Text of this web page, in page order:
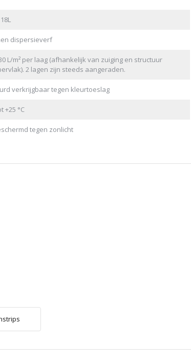
dispersieverf
L/m² per laag (afhankelijk van zuiging en structuur
2 lagen zijn steeds aangeraden.
verkrijgbaar tegen kleurtoeslag
+25 °C
tegen zonlicht